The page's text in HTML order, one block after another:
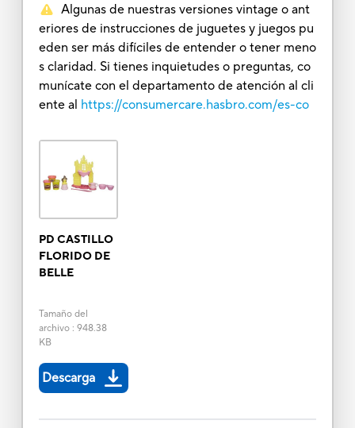
Algunas de nuestras versiones vintage o ant
eriores de instrucciones de juguetes y juegos pu
eden ser más difíciles de entender o tener meno
s claridad. Si tienes inquietudes o preguntas, co
munícate con el departamento de atención al cli
ente al https://consumercare.hasbro.com/es-co
PD CASTILLO
FLORIDO DE
BELLE
Tamaño del
archivo: 948.38
KB
Descarga